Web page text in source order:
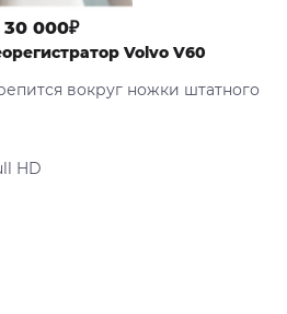
30 000₽
Volvo V60
вокруг ножки штатного
HD